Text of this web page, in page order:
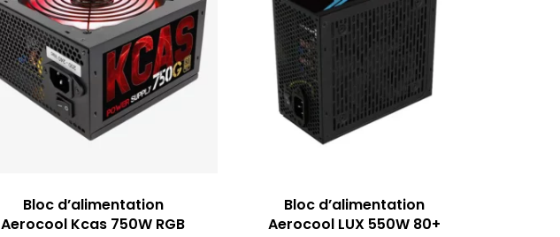
Bloc d’alimentation
Aerocool Kcas 750W RGB
Bloc d’alimentation
Aerocool LUX 550W 80+